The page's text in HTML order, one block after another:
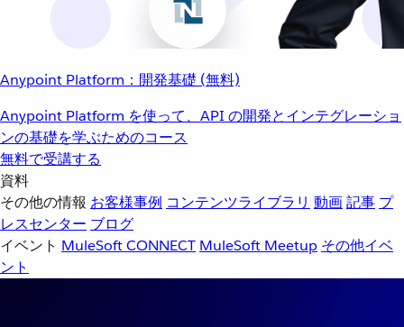
Anypoint Platform：開発基礎 (無料)
Anypoint Platform を使って、API の開発とインテグレーショ
ンの基礎を学ぶためのコース
無料で受講する
資料
その他の情報 お客様事例 コンテンツライブラリ 動画記事 プ
レスセンター ブログ
イベント MuleSoft CONNECT MuleSoft Meetup その他イベ
ント